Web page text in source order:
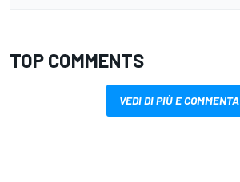
TOP COMMENTS
VEDI DI PIÙ E COMMENTA